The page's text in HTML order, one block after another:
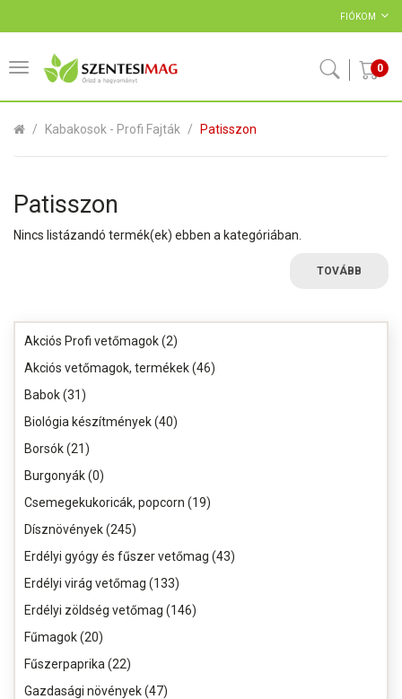
FIÓKOM
0
Kabakosok - Profi Fajták Patisszon
Akciós Profi vetőmagok (2)
Akciós vetőmagok, termékek (46)
Babok (31)
Biológia készítmények (40)
Borsók (21)
Burgonyák (0)
Csemegekukoricák, popcorn (19)
Dísznövények (245)
Erdélyi gyógy és fűszer vetőmag (43)
Erdélyi virág vetőmag (133)
Erdélyi zöldség vetőmag (146)
Fűmagok (20)
Fűszerpaprika (22)
Gazdasági növények (47)
Patisszon
Nincs listázandó termék(ek) ebben a kategóriában.
TOVÁBB